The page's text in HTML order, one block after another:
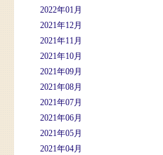
2022年01月
2021年12月
2021年11月
2021年10月
2021年09月
2021年08月
2021年07月
2021年06月
2021年05月
2021年04月